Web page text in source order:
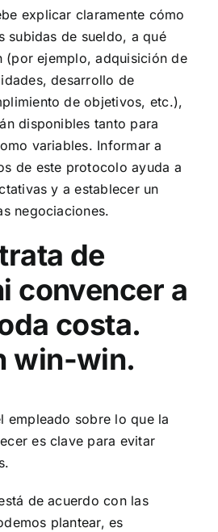
explicar claramente cómo
subidas de sueldo, a qué
(por ejemplo, adquisición de
desarrollo de
de objetivos, etc.),
disponibles tanto para
variables. Informar a
de este protocolo ayuda a
y a establecer un
negociaciones.
de
convencer a
costa.
win-win.
empleado sobre lo que la
es clave para evitar
de acuerdo con las
plantear, es